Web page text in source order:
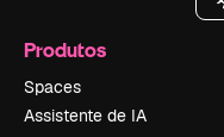
Produtos
Spaces
Assistente de IA